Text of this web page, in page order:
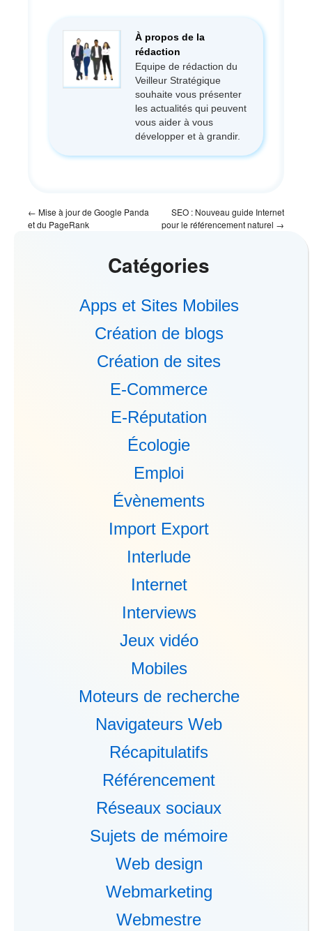
À propos de la
rédaction
Equipe de rédaction du
Veilleur Stratégique
souhaite vous présenter
les actualités qui peuvent
vous aider à vous
développer et à grandir.
← Mise à jour de Google Panda
et du PageRank
SEO : Nouveau guide Internet
pour le référencement naturel →
Catégories
Apps et Sites Mobiles
Création de blogs
Création de sites
E-Commerce
E-Réputation
Écologie
Emploi
Évènements
Import Export
Interlude
Internet
Interviews
Jeux vidéo
Mobiles
Moteurs de recherche
Navigateurs Web
Récapitulatifs
Référencement
Réseaux sociaux
Sujets de mémoire
Web design
Webmarketing
Webmestre